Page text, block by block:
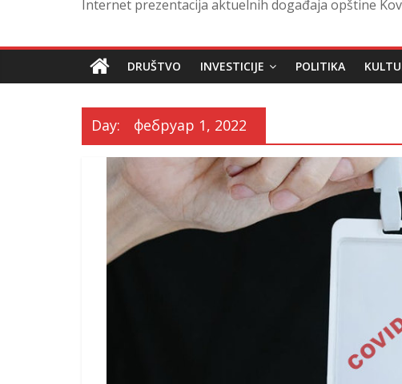
Internet prezentacija aktuelnih događaja opštine
DRUŠTVO INVESTICIJE POLITIKA
Day: фебруар 1, 2022